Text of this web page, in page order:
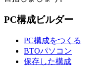
PC構成ビルダー
PC構成をつくる
BTOパソコン
保存した構成